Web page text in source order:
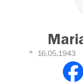
16.05.1943